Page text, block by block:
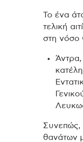
Το ένα
τελική
στη νόσο
Άντρα,
Συνεπώς,
θανάτων